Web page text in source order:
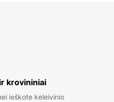
krovininiai
ieškote keleivinio